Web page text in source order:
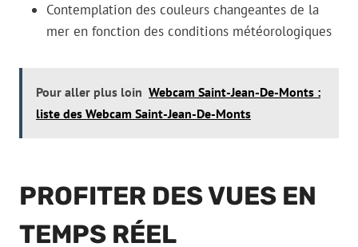
Contemplation des couleurs changeantes de la
mer en fonction des conditions météorologiques
Pour aller plus loin Webcam Saint-Jean-De-Monts :
liste des Webcam Saint-Jean-De-Monts
PROFITER DES VUES EN
TEMPS RÉEL